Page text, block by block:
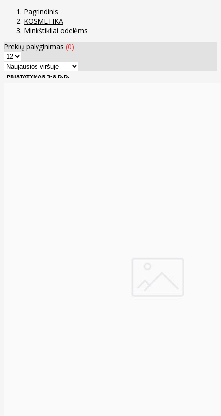
Pagrindinis
KOSMETIKA
Minkštikliai odelėms
Prekių palyginimas (0)